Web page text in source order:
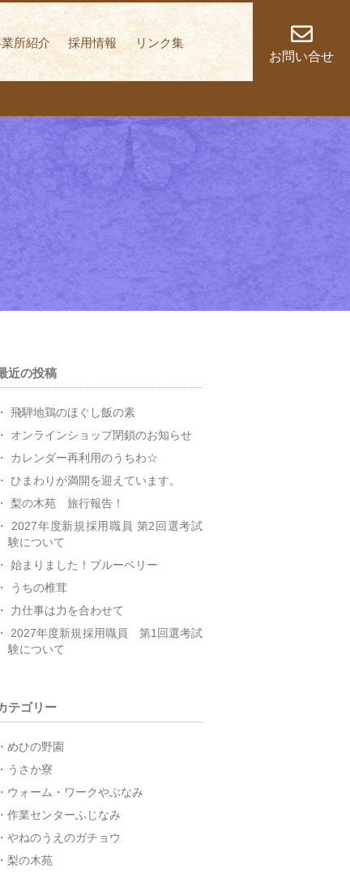
いていくこと
所紹介 採用情報
リンク集
お問い合せ
近の投稿
飛騨地鶏のほぐし飯の素
オンラインショップ閉鎖のお知らせ
カレンダー再利用のうちわ☆
ひまわりが満開を迎えています。
梨の木苑 旅行報告！
2027年度新規採用職員 第2回選考試
験について
始まりました！ブルーベリー
うちの椎茸
力仕事は力を合わせて
2027年度新規採用職員 第1回選考試
験について
テゴリー
めひの野園
うさか寮
ウォーム・ワークやぶなみ
作業センターふじなみ
やねのうえのガチョウ
梨の木苑